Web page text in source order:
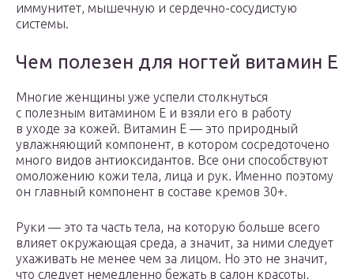
иммунитет, мышечную и сердечно-сосудистую
системы.
Чем полезен для ногтей витамин Е
Многие женщины уже успели столкнуться
с полезным витамином Е и взяли его в работу
в уходе за кожей. Витамин Е — это природный
увлажняющий компонент, в котором сосредоточено
много видов антиоксидантов. Все они способствуют
омоложению кожи тела, лица и рук. Именно поэтому
он главный компонент в составе кремов 30+.
Руки — это та часть тела, на которую больше всего
влияет окружающая среда, а значит, за ними следует
ухаживать не менее чем за лицом. Но это не значит,
что следует немедленно бежать в салон красоты,